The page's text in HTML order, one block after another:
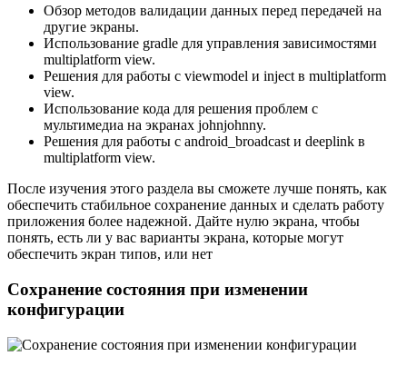
Обзор методов валидации данных перед передачей на
другие экраны.
Использование gradle для управления зависимостями
multiplatform view.
Решения для работы с viewmodel и inject в multiplatform
view.
Использование кода для решения проблем с
мультимедиа на экранах johnjohnny.
Решения для работы с android_broadcast и deeplink в
multiplatform view.
После изучения этого раздела вы сможете лучше понять, как
обеспечить стабильное сохранение данных и сделать работу
приложения более надежной. Дайте нулю экрана, чтобы
понять, есть ли у вас варианты экрана, которые могут
обеспечить экран типов, или нет
Сохранение состояния при изменении
конфигурации